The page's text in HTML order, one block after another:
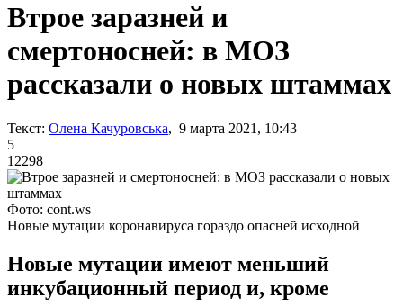
Втрое заразней и
смертоносней: в МОЗ
рассказали о новых штаммах
Текст: Олена Качуровська, 9 марта 2021, 10:43
5
12298
Фото: cont.ws
Новые мутации коронавируса гораздо опасней исходной
Новые мутации имеют меньший
инкубационный период и, кроме